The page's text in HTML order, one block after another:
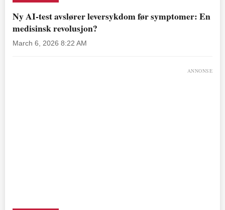
Ny AI-test avslører leversykdom før symptomer: En
medisinsk revolusjon?
March 6, 2026 8:22 AM
ANNONSE